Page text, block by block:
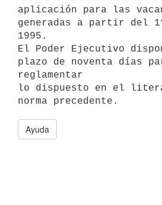
aplicación para las
generadas a partir del
1995.
El Poder Ejecutivo
plazo de noventa días
reglamentar
lo dispuesto en el
Ayuda